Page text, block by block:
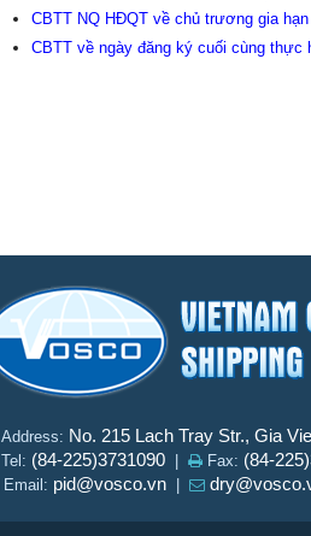
CBTT NQ HĐQT về chủ trương gia
CBTT về ngày đăng ký cuối cùng
Address: No. 215 Lach Tray Str., Gia
Tel: (84-225)3731090 Fax: (84-
Email: pid@vosco.vn